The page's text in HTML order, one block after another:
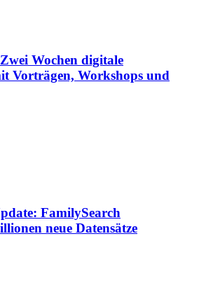
Wochen digitale
Vorträgen, Workshops und
FamilySearch
neue Datensätze